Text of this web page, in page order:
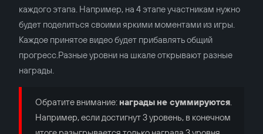
каждого этапа. Например, на 4 этапе участникам нужно
будет поделиться своими яркими моментами из игры.
Каждое принятое видео будет прибавлять общий
прогресс.Разные уровни на шкале открывают разные
награды.
Обратите внимание: награды не суммируются.
Например, если достигнут 3 уровень, в конечном